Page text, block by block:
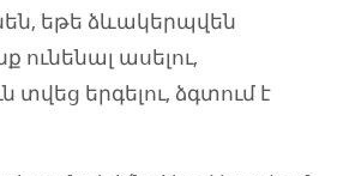
եթե ձևակերպվեն
ունենալ ասելու,
տվեց երգելու, ձգտում է